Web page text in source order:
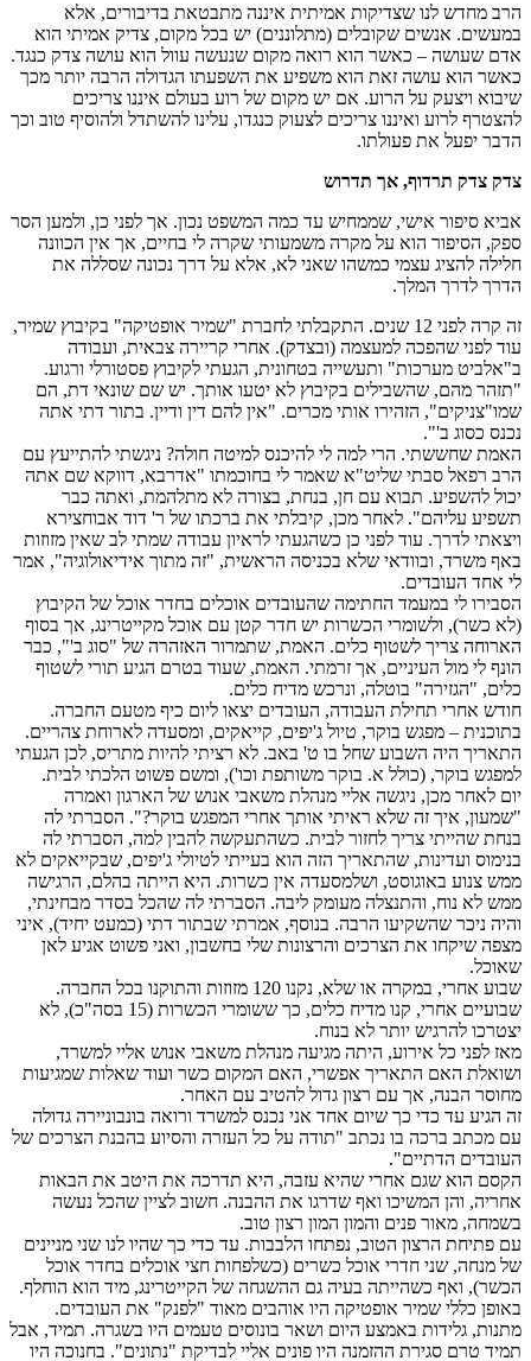
הרב מחדש לנו שצדיקות אמיתית איננה מתבטאת בדיבורים, אלא
במעשים. אנשים שקובלים (מתלוננים) יש בכל מקום, צדיק אמיתי הוא
אדם שעושה – כאשר הוא רואה מקום שנעשה עוול הוא עושה צדק כנגד.
כאשר הוא עושה זאת הוא משפיע את השפעתו הגדולה הרבה יותר מכך
שיבוא ויצעק על הרוע. אם יש מקום של רוע בעולם איננו צריכים
להצטרף לרוע ואיננו צריכים לצעוק כנגדו, עלינו להשתדל ולהוסיף טוב וכך
הדבר יפעל את פעולתו.
צדק צדק תרדוף, אך תדרוש
אביא סיפור אישי, שממחיש עד כמה המשפט נכון. אך לפני כן, ולמען הסר
ספק, הסיפור הוא על מקרה משמעותי שקרה לי בחיים, אך אין הכוונה
חלילה להציג עצמי כמשהו שאני לא, אלא על דרך נכונה שסללה את
הדרך לדרך המלך.
זה קרה לפני 12 שנים. התקבלתי לחברת "שמיר אופטיקה" בקיבוץ שמיר,
עוד לפני שהפכה למעצמה (ובצדק). אחרי קריירה צבאית, ועבודה
ב"אלביט מערכות" ותעשייה בטחונית, הגעתי לקיבוץ פסטורלי ורגוע.
"תזהר מהם, שהשבילים בקיבוץ לא יטעו אותך. יש שם שונאי דת, הם
שמו"צניקים", הזהירו אותי מכרים. "אין להם דין ודיין. בתור דתי אתה
נכנס כסוג ב'".
האמת שחששתי. הרי למה לי להיכנס למיטה חולה? ניגשתי להתייעץ עם
הרב רפאל סבתי שליט"א שאמר לי בחוכמתו "אדרבא, דווקא שם אתה
יכול להשפיע. תבוא עם חן, בנחת, בצורה לא מתלהמת, ואתה כבר
תשפיע עליהם". לאחר מכן, קיבלתי את ברכתו של ר' דוד אבוחצירא
ויצאתי לדרך. עוד לפני כן כשהגעתי לראיון עבודה שמתי לב שאין מזוזות
באף משרד, ובוודאי שלא בכניסה הראשית, "זה מתוך אידיאולוגיה", אמר
לי אחד העובדים.
הסבירו לי במעמד החתימה שהעובדים אוכלים בחדר אוכל של הקיבוץ
(לא כשר), ולשומרי הכשרות יש חדר קטן עם אוכל מקייטרינג, אך בסוף
הארוחה צריך לשטוף כלים. האמת, שתמרור האזהרה של "סוג ב'", כבר
הונף לי מול העיניים, אך זרמתי. האמת, שעוד בטרם הגיע תורי לשטוף
כלים, "הגזירה" בוטלה, ונרכש מדיח כלים.
חודש אחרי תחילת העבודה, העובדים יצאו ליום כיף מטעם החברה.
בתוכנית – מפגש בוקר, טיול ג'יפים, קייאקים, ומסעדה לארוחת צהריים.
התאריך היה השבוע שחל בו ט' באב. לא רציתי להיות מתריס, לכן הגעתי
למפגש בוקר, (כולל א. בוקר משותפת וכו'), ומשם פשוט הלכתי לבית.
יום לאחר מכן, ניגשה אליי מנהלת משאבי אנוש של הארגון ואמרה
"שמעון, איך זה שלא ראיתי אותך אחרי המפגש בוקר?". הסברתי לה
בנחת שהייתי צריך לחזור לבית. כשהתעקשה להבין למה, הסברתי לה
בנימוס ועדינות, שהתאריך הזה הוא בעייתי לטיולי ג'יפים, שבקייאקים לא
ממש צנוע באוגוסט, ושלמסעדה אין כשרות. היא הייתה בהלם, הרגישה
ממש לא נוח, והתנצלה מעומק ליבה. הסברתי לה שהכל בסדר מבחינתי,
והיה ניכר שהשקיעו הרבה. בנוסף, אמרתי שבתור דתי (כמעט יחיד), איני
מצפה שיקחו את הצרכים והרצונות שלי בחשבון, ואני פשוט אגיע לאן
שאוכל.
שבוע אחרי, במקרה או שלא, נקנו 120 מזוזות והתוקנו בכל החברה.
שבועיים אחרי, קנו מדיח כלים, כך ששומרי הכשרות (15 בסה"כ), לא
יצטרכו להרגיש יותר לא בנוח.
מאז לפני כל אירוע, היתה מגיעה מנהלת משאבי אנוש אליי למשרד,
ושואלת האם התאריך אפשרי, האם המקום כשר ועוד שאלות שמגיעות
מחוסר הבנה, אך עם רצון גדול להטיב עם האחר.
זה הגיע עד כדי כך שיום אחד אני נכנס למשרד ורואה בונבוניירה גדולה
עם מכתב ברכה בו נכתב "תודה על כל העזרה והסיוע בהבנת הצרכים של
העובדים הדתיים".
הקסם הוא שגם אחרי שהיא עזבה, היא תדרכה את היטב את הבאות
אחריה, והן המשיכו ואף שדרגו את ההבנה. חשוב לציין שהכל נעשה
בשמחה, מאור פנים והמון המון רצון טוב.
עם פתיחת הרצון הטוב, נפתחו הלבבות. עד כדי כך שהיו לנו שני מניינים
של מנחה, שני חדרי אוכל כשרים (כשלפחות חצי אוכלים בחדר אוכל
הכשר), ואף כשהייתה בעיה גם ההשגחה של הקייטרינג, מיד הוא הוחלף.
באופן כללי שמיר אופטיקה היו אוהבים מאוד "לפנק" את העובדים.
מתנות, גלידות באמצע היום ושאר בונוסים טעמים היו בשגרה. תמיד, אבל
תמיד טרם סגירת ההזמנה היו פונים אליי לבדיקת "נתונים". בחנוכה היו